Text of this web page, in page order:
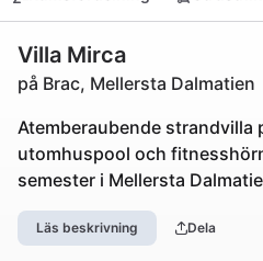
Villa Mirca
på Brac, Mellersta Dalmatien
Atemberaubende strandvilla
utomhuspool och
semester i Mellersta
Läs beskrivning Dela